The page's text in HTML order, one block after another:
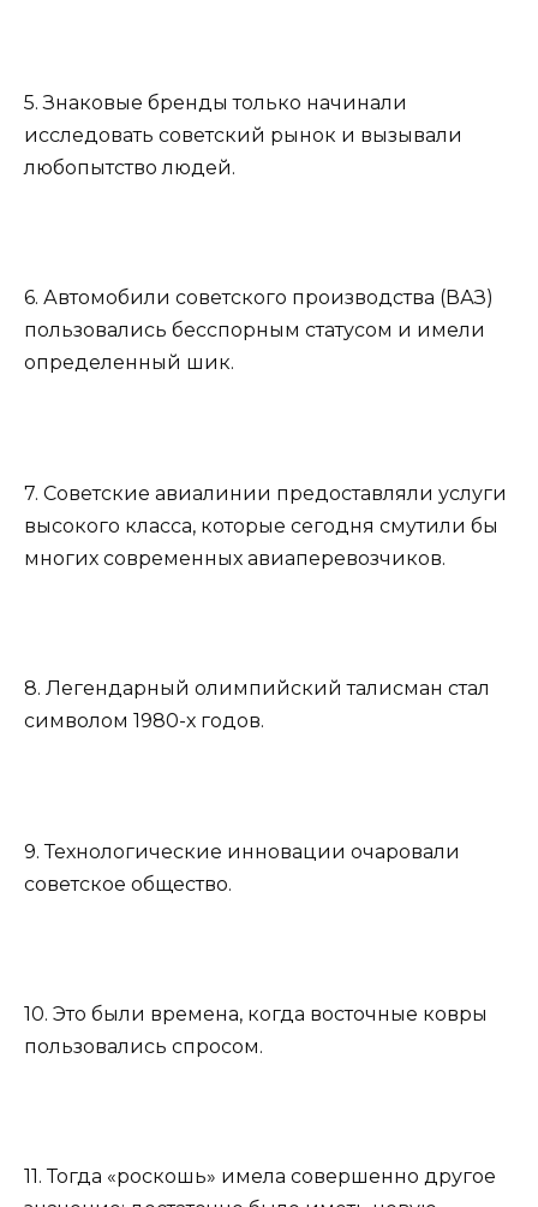
5. Знаковые бренды только начинали
исследовать советский рынок и вызывали
любопытство людей.
6. Автомобили советского производства (ВАЗ)
пользовались бесспорным статусом и имели
определенный шик.
7. Советские авиалинии предоставляли услуги
высокого класса, которые сегодня смутили бы
многих современных авиаперевозчиков.
8. Легендарный олимпийский талисман стал
символом 1980-х годов.
9. Технологические инновации очаровали
советское общество.
10. Это были времена, когда восточные ковры
пользовались спросом.
11. Тогда «роскошь» имела совершенно другое